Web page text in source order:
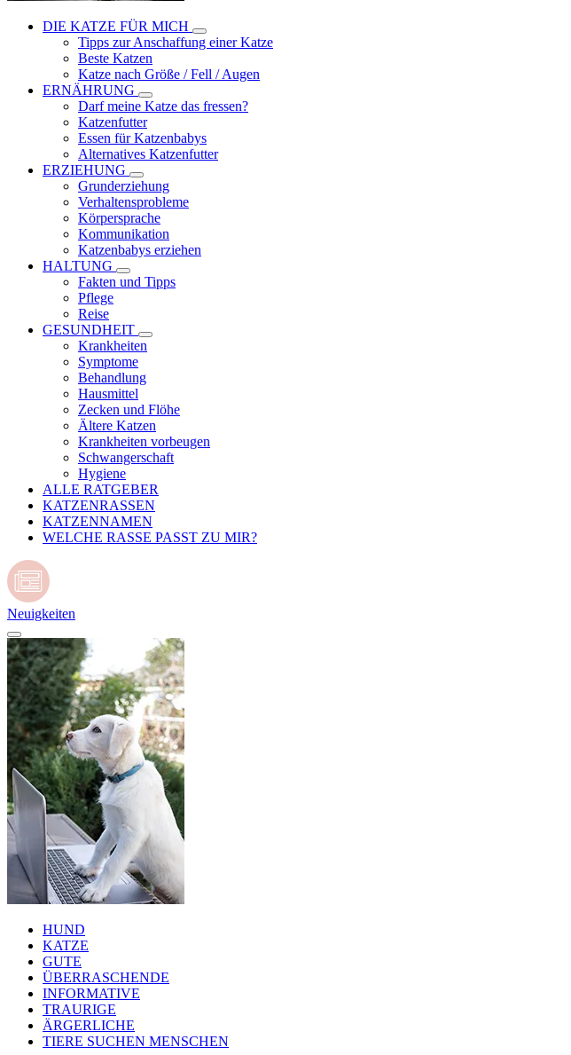
DIE KATZE FÜR MICH
Tipps zur Anschaffung einer Katze
Beste Katzen
Katze nach Größe / Fell / Augen
ERNÄHRUNG
Darf meine Katze das fressen?
Katzenfutter
Essen für Katzenbabys
Alternatives Katzenfutter
ERZIEHUNG
Grunderziehung
Verhaltensprobleme
Körpersprache
Kommunikation
Katzenbabys erziehen
HALTUNG
Fakten und Tipps
Pflege
Reise
GESUNDHEIT
Krankheiten
Symptome
Behandlung
Hausmittel
Zecken und Flöhe
Ältere Katzen
Krankheiten vorbeugen
Schwangerschaft
Hygiene
ALLE RATGEBER
KATZENRASSEN
KATZENNAMEN
WELCHE RASSE PASST ZU MIR?
Neuigkeiten
HUND
KATZE
GUTE
ÜBERRASCHENDE
INFORMATIVE
TRAURIGE
ÄRGERLICHE
TIERE SUCHEN MENSCHEN